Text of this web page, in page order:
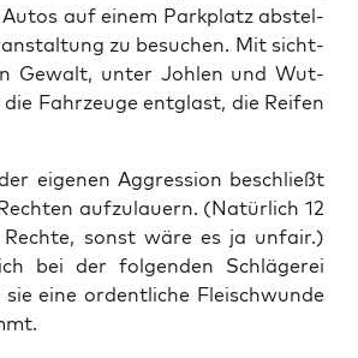
Autos auf einem Park­platz abstel­
zu besu­chen. Mit sicht­
Gewalt, unter Joh­len und Wut­
Fahr­zeu­ge ent­glast, die Rei­fen
eige­nen Aggres­si­on beschließt
auf­zu­lau­ern. (Natür­lich 12
Rech­te, sonst wäre es ja unfair.)
bei der fol­gen­den Schlä­ge­rei
eine ordent­li­che Fleisch­wun­de